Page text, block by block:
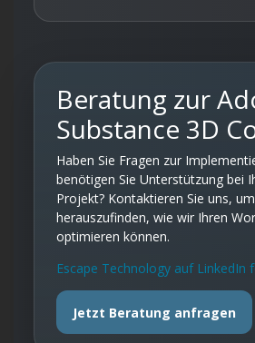
Beratung zur
Substance 3D
Haben Sie Fragen zur
benötigen Sie Unterstützung bei
Projekt? Kontaktieren Sie uns, um
herauszufinden, wie wir Ihren
optimieren können.
Escape Technology auf LinkedIn
Jetzt Beratung anfragen